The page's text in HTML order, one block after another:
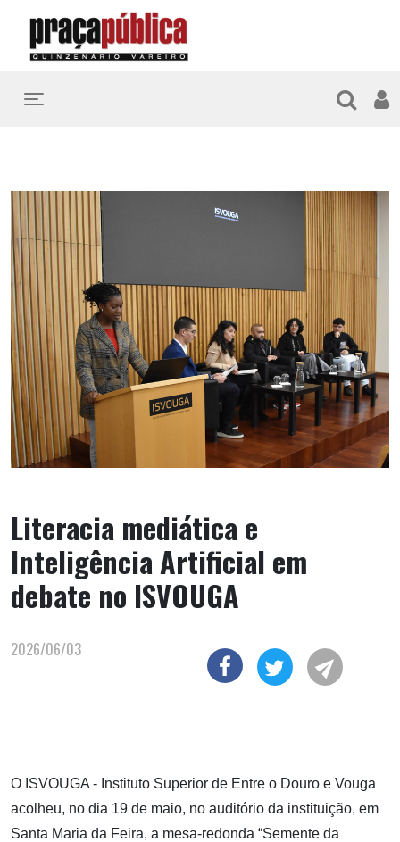
Toggle navigation
Literacia mediática e
Inteligência Artificial em
debate no ISVOUGA
2026/06/03
O ISVOUGA - Instituto Superior de Entre o Douro e Vouga
acolheu, no dia 19 de maio, no auditório da instituição, em
Santa Maria da Feira, a mesa-redonda “Semente da